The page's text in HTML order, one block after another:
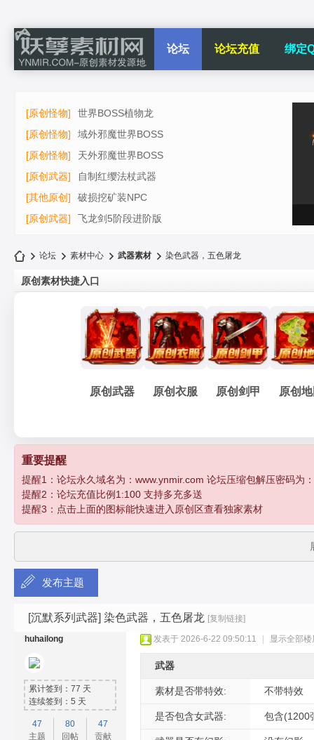
论坛 论坛充值 绑定
[原创怪物]
世界BOSS植物龙
[原创怪物]
域外邪魔世界BOSS
[原创怪物]
天外邪魔世界BOSS
[原创武器]
自制红缨法杖武器
[其他原创]
破损挖矿装NPC
[原创武器]
飞龙剑5阶段进阶版
孽
传
论坛 素材中心
›
武器素材
›
染色武器，五色屠龙
原创素材快捷入口
原创武器 原创衣服 原创剑甲 原创
重要提醒
提醒1：论坛永久域名为：www.ynmir.com 论坛压缩包解压密码为
提醒2：论坛充值比例1:100 支持多充多送
提醒3：点击上面的图标能快速进入原创区查看独家素材
发布主题
[沉默系列武器] 染色武器，五色屠龙 [复制链接]
huhailong
累计签到：77 天
连续签到：5 天
47
主题
80
回帖
47
贡献
发表于 2026-6-22 09:50:11 显示全部楼
武器
素材是否带特效: 不带特效
是否包含女武器: 包含(1200